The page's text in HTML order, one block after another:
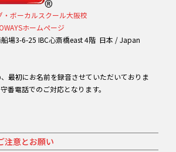
ボーカルスクール大阪校
ホームページ
場3-6-25 IBC心斎橋east 4階 日本 / Japan
最初にお名前を録音させていただいておりま
番電話でのご対応となります。
注意とお願い